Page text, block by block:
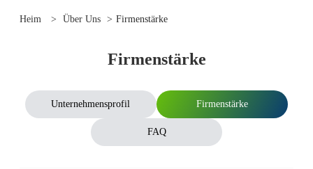
Heim > Über Uns > Firmenstärke
Firmenstärke
Unternehmensprofil Firmenstärke
FAQ